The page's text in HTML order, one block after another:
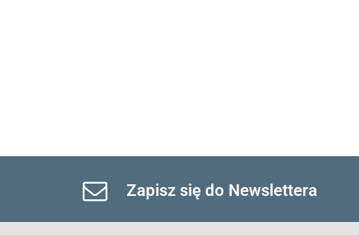
Zapisz się do Newslettera